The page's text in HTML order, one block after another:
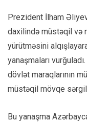
Prezident İlham
daxilində müstəqil və
yürütməsini
yanaşmaları
dövlət maraqlarının
müstəqil mövqe
Bu yanaşma